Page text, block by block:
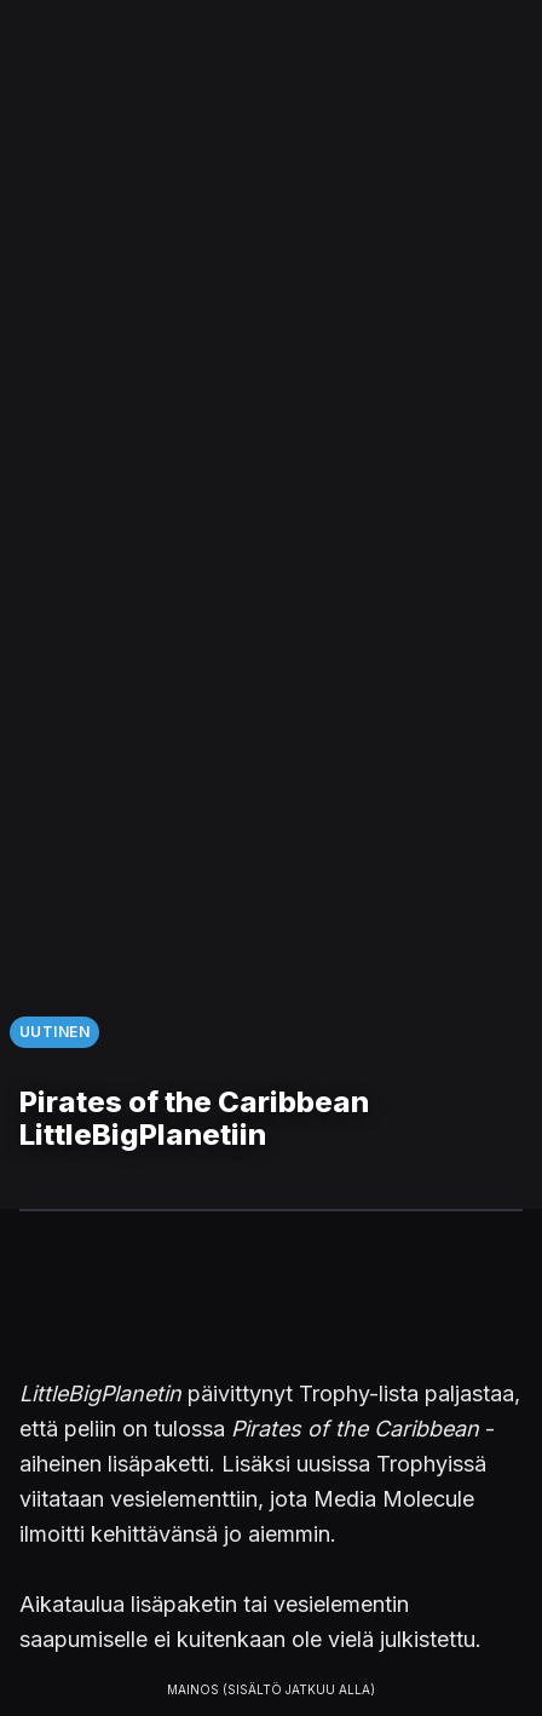
UUTINEN
Pirates of the Caribbean
LittleBigPlanetiin
LittleBigPlanetin päivittynyt Trophy-lista paljastaa,
että peliin on tulossa Pirates of the Caribbean -
aiheinen lisäpaketti. Lisäksi uusissa Trophyissä
viitataan vesielementtiin, jota Media Molecule
ilmoitti kehittävänsä jo aiemmin.
Aikataulua lisäpaketin tai vesielementin
saapumiselle ei kuitenkaan ole vielä julkistettu.